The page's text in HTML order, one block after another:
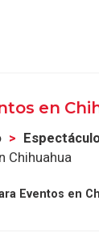
en
Chihuahua
Eventos en